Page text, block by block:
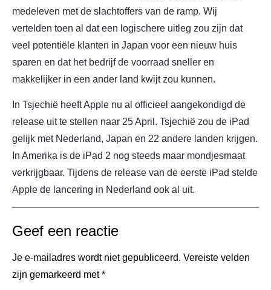
medeleven met de slachtoffers van de ramp. Wij
vertelden toen al dat een logischere uitleg zou zijn dat
veel potentiële klanten in Japan voor een nieuw huis
sparen en dat het bedrijf de voorraad sneller en
makkelijker in een ander land kwijt zou kunnen.
In Tsjechië heeft Apple nu al officieel aangekondigd de
release uit te stellen naar 25 April. Tsjechië zou de iPad
gelijk met Nederland, Japan en 22 andere landen krijgen.
In Amerika is de iPad 2 nog steeds maar mondjesmaat
verkrijgbaar. Tijdens de release van de eerste iPad stelde
Apple de lancering in Nederland ook al uit.
Geef een reactie
Je e-mailadres wordt niet gepubliceerd. Vereiste velden
zijn gemarkeerd met*